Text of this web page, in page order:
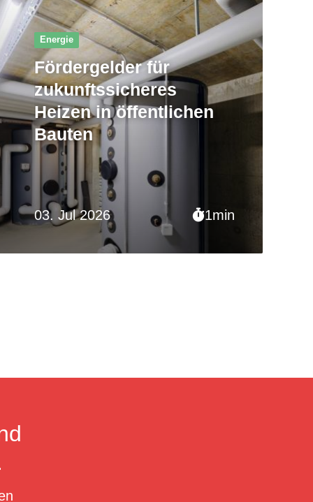
03. Jul 2026 1min
Energie
Fördergelder für
zukunftssicheres
Heizen in öffentlichen
Bauten